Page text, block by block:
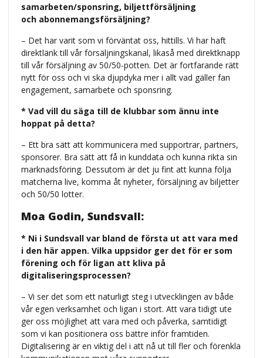
samarbeten/sponsring, biljettförsäljning
och abonnemangsförsäljning?
– Det har varit som vi förväntat oss, hittills. Vi har haft
direktlänk till vår försäljningskanal, likaså med direktknapp
till vår försäljning av 50/50-potten. Det är fortfarande rätt
nytt för oss och vi ska djupdyka mer i allt vad gäller fan
engagement, samarbete och sponsring.
* Vad vill du säga till de klubbar som ännu inte
hoppat på detta?
– Ett bra sätt att kommunicera med supportrar, partners,
sponsorer. Bra sätt att få in kunddata och kunna rikta sin
marknadsföring. Dessutom är det ju fint att kunna följa
matcherna live, komma åt nyheter, försäljning av biljetter
och 50/50 lotter.
Moa Godin, Sundsvall:
* Ni i Sundsvall var bland de första ut att vara med
i den här appen. Vilka uppsidor ger det för er som
förening och för ligan att kliva på
digitaliseringsprocessen?
– Vi ser det som ett naturligt steg i utvecklingen av både
vår egen verksamhet och ligan i stort. Att vara tidigt ute
ger oss möjlighet att vara med och påverka, samtidigt
som vi kan positionera oss bättre inför framtiden.
Digitalisering är en viktig del i att nå ut till fler och förenkla